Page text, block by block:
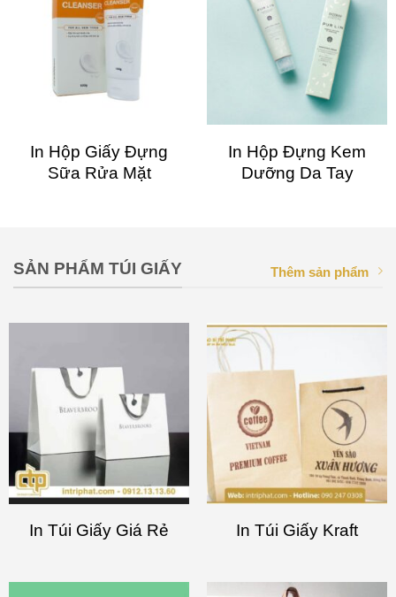
In Hộp Giấy Đựng
Sữa Rửa Mặt
In Hộp Đựng Kem
Dưỡng Da Tay
SẢN PHẨM TÚI GIẤY Thêm sản phẩm
In Túi Giấy Giá Rẻ In Túi Giấy Kraft